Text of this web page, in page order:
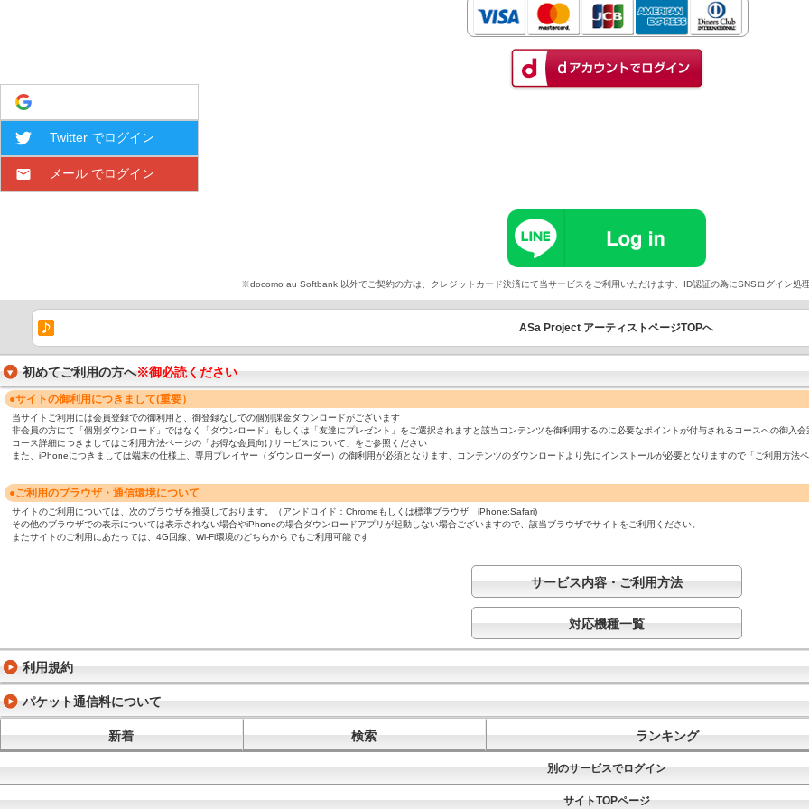
Twitter でログイン
メール でログイン
※docomo au Softbank 以外でご契約の方は、クレジットカード決済にて当サービスをご利用いただけます、ID認証の為にSNSログイン処
ASa Project アーティストページTOPへ
初めてご利用の方へ※御必読ください
●サイトの御利用につきまして(重要）
当サイトご利用には会員登録での御利用と、御登録なしでの個別課金ダウンロードがございます
非会員の方にて「個別ダウンロード」ではなく「ダウンロード」もしくは「友達にプレゼント」をご選択されますと該当コンテンツを御利用するのに必要なポイントが付与されるコースへの御入会
コース詳細につきましてはご利用方法ページの「お得な会員向けサービスについて」をご参照ください
また、iPhoneにつきましては端末の仕様上、専用プレイヤー（ダウンローダー）の御利用が必須となります、コンテンツのダウンロードより先にインストールが必要となりますので「ご利用方法
●ご利用のブラウザ・通信環境について
サイトのご利用については、次のブラウザを推奨しております。（アンドロイド：Chromeもしくは標準ブラウザ iPhone:Safari)
その他のブラウザでの表示については表示されない場合やiPhoneの場合ダウンロードアプリが起動しない場合ございますので、該当ブラウザでサイトをご利用ください。
またサイトのご利用にあたっては、4G回線、Wi-Fi環境のどちらからでもご利用可能です
サービス内容・ご利用方法
対応機種一覧
利用規約
パケット通信料について
新着 検索 ランキング
別のサービスでログイン
サイトTOPページ